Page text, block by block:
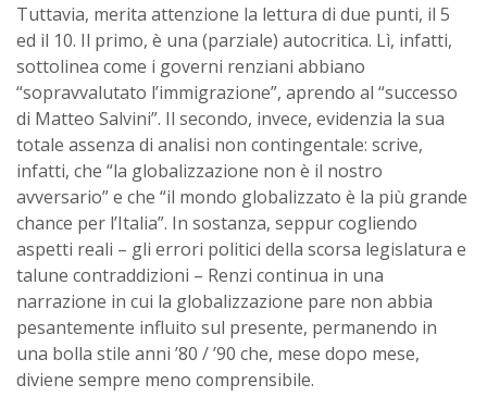
Tuttavia, merita attenzione la lettura di due punti, il 5
ed il 10. Il primo, è una (parziale) autocritica. Lì, infatti,
sottolinea come i governi renziani abbiano
“sopravvalutato l’immigrazione”, aprendo al “successo
di Matteo Salvini”. Il secondo, invece, evidenzia la sua
totale assenza di analisi non contingentale: scrive,
infatti, che “la globalizzazione non è il nostro
avversario” e che “il mondo globalizzato è la più grande
chance per l’Italia”. In sostanza, seppur cogliendo
aspetti reali – gli errori politici della scorsa legislatura e
talune contraddizioni – Renzi continua in una
narrazione in cui la globalizzazione pare non abbia
pesantemente influito sul presente, permanendo in
una bolla stile anni ’80 / ’90 che, mese dopo mese,
diviene sempre meno comprensibile.